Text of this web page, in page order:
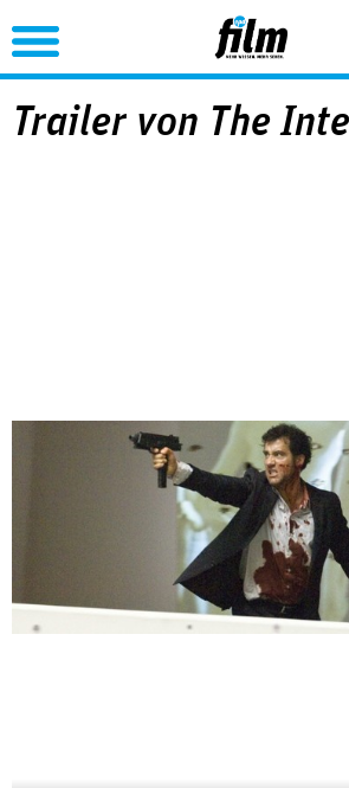
Jump to Navigation
Trailer von The